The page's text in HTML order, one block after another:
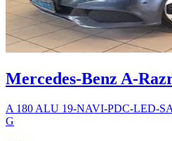
Mercedes-Benz A-
A 180 ALU 19-NAVI-PDC-LED-
G